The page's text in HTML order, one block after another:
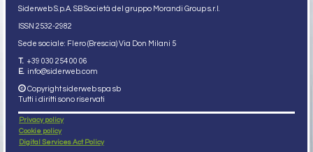
Siderweb S.p.A. SB Società del gruppo Morandi Group s.r.l.
ISSN 2532-2982
Sede sociale: Flero (Brescia) Via Don Milani 5
T. +39 030 254 00 06
E. info@siderweb.com
Copyright siderweb spa sb
Tutti i diritti sono riservati
Privacy policy
Cookie policy
Digital Services Act Policy